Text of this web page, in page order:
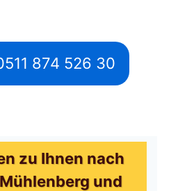
874 526 30
zu Ihnen nach
und